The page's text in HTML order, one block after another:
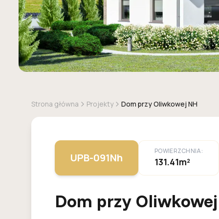
Strona główna Projekty Dom przy Oliwkowej NH
UPB-091Nh
POWIERZCHNIA:
131.41m²
Dom przy